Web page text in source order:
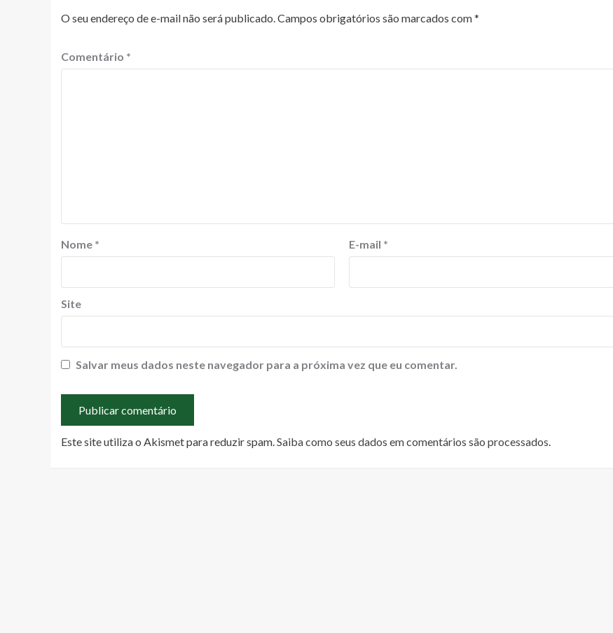
O seu endereço de e-mail não será publicado. Campos obrigatórios são marcados com*
Comentário *
Nome * E-mail *
Site
Salvar meus dados neste navegador para a próxima vez que eu comentar.
Este site utiliza o Akismet para reduzir spam.Saiba como seus dados em comentários são processados.